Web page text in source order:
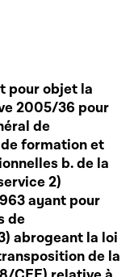
pour objet la
2005/36 pour
de
formation et
b. de la
2)
ayant pour
de
abrogeant la loi
de la